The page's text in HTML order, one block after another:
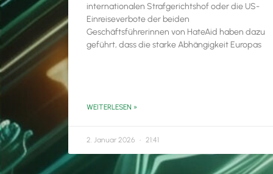
internationalen Strafgerichtshof oder die US-
Einreiseverbote der beiden
Geschäftsführerinnen von HateAid haben dazu
geführt, dass die starke Abhängigkeit Europas
WEITERLESEN »
2. Januar 2026 21:41